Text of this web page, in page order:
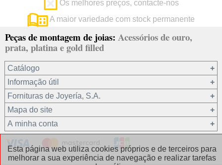
Os melhores preços, contacte-nos
A maior variedade com stock permanente
Peças de montagem de joias: Acessórios de ouro,
prata, platina e gold filled
Catálogo
Ouro 18 kt
Ouro 9 kt
Platina 22.8 kt
Prata 925
Outros materiais
Informação útil
Fornituras de Joyería, S.A.
Quem somos?
condições de venda
Política de cookies
Mapa do site
A minha conta
Recuperar password
Esta página web utiliza cookies próprios e de terceiros para
melhorar a sua experiência de navegação e realizar tarefas